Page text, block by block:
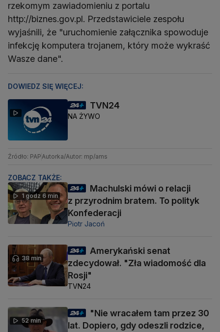
rzekomym zawiadomieniu z portalu
http://biznes.gov.pl. Przedstawiciele zespołu
wyjaśnili, że "uruchomienie załącznika spowoduje
infekcję komputera trojanem, który może wykraść
Wasze dane".
DOWIEDZ SIĘ WIĘCEJ:
TVN24
NA ŻYWO
Źródło: PAPAutorka/Autor: mp/ams
ZOBACZ TAKŻE:
1 godz 6 min
Machulski mówi o relacji
z przyrodnim bratem. To polityk
Konfederacji
Piotr Jacoń
38 min
Amerykański senat
zdecydował. "Zła wiadomość dla
Rosji"
TVN24
52 min
"Nie wracałem tam przez 30
lat. Dopiero, gdy odeszli rodzice,